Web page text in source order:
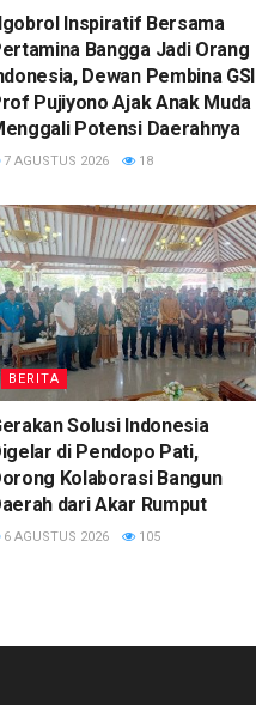
Inspiratif Bersama
Bangga Jadi Orang
Dewan Pembina GSI
Pujiyono Ajak Anak Muda
Potensi Daerahnya
7 AGUSTUS 2026 18
BERITA
Solusi Indonesia
di Pendopo Pati,
Kolaborasi Bangun
dari Akar Rumput
6 AGUSTUS 2026 105